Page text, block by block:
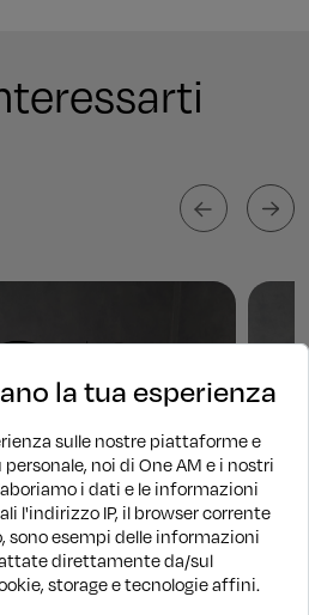
la tua esperienza
sulle nostre piattaforme e
noi di One AM e i nostri
i dati e le informazioni
l'indirizzo IP, il browser corrente
esempi delle informazioni
direttamente da/sul
storage e tecnologie affini.